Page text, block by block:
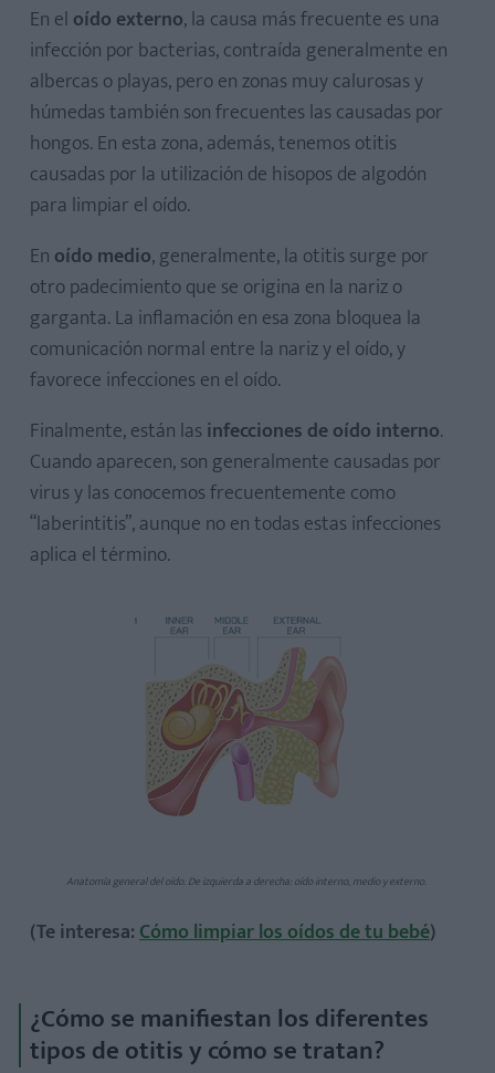
3. Laberintitis
En el oído externo, la causa más frecuente es una
infección por bacterias, contraída generalmente en
albercas o playas, pero en zonas muy calurosas y
húmedas también son frecuentes las causadas por
hongos. En esta zona, además, tenemos otitis
causadas por la utilización de hisopos de algodón
para limpiar el oído.
En oído medio, generalmente, la otitis surge por
otro padecimiento que se origina en la nariz o
garganta. La inflamación en esa zona bloquea la
comunicación normal entre la nariz y el oído, y
favorece infecciones en el oído.
Finalmente, están las infecciones de oído interno.
Cuando aparecen, son generalmente causadas por
virus y las conocemos frecuentemente como
“laberintitis”, aunque no en todas estas infecciones
aplica el término.
Anatomía general del oído. De izquierda a derecha: oído interno, medio y externo.
(Te interesa:Cómo limpiar los oídos de tu bebé)
¿Cómo se manifiestan los diferentes
tipos de otitis y cómo se tratan?